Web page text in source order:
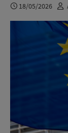
18/05/2026